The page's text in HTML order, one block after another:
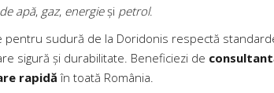
apă, gaz, energieși petrol.
pentru sudură de la Doridonis respectă
sigură și durabilitate. Beneficiezi de
rapidă în toată România.